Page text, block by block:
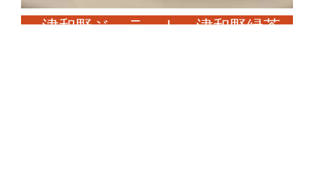
津和野ジェラート 津和野緑茶